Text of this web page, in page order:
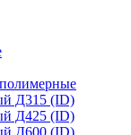
Д315 (ID)
Д425 (ID)
Д600 (ID)